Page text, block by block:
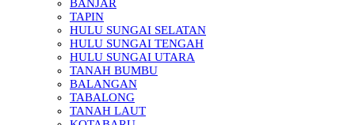
BANJAR
TAPIN
HULU SUNGAI SELATAN
HULU SUNGAI TENGAH
HULU SUNGAI UTARA
TANAH BUMBU
BALANGAN
TABALONG
TANAH LAUT